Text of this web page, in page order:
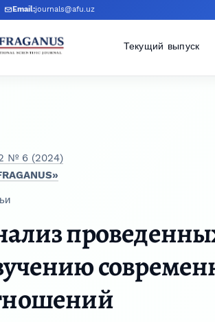
сайта
Email:journals@afu.uz
Текущий выпуск
№ 6 (2024)